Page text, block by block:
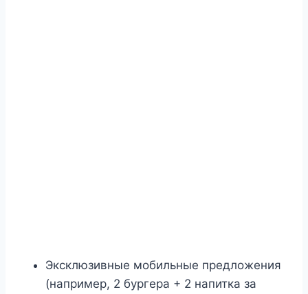
Эксклюзивные мобильные предложения
(например, 2 бургера + 2 напитка за